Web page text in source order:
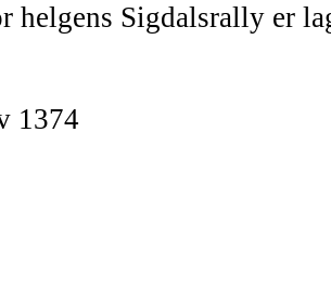
helgens Sigdalsrally er
1374